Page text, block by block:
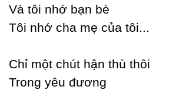
Và tôi nhớ bạn bè
Tôi nhớ cha mẹ của tôi...
Ϲhỉ một chút hận thù thôi
Trong уêu đương